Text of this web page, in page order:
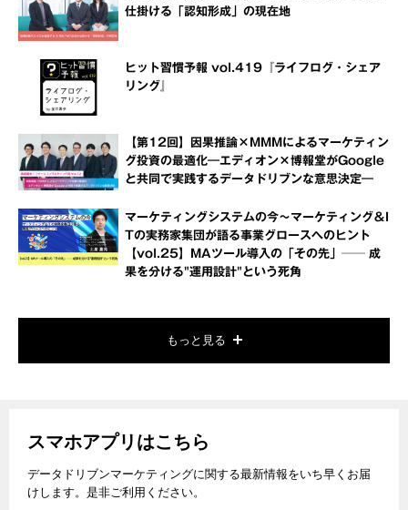
仕掛ける「認知形成」の現在地
ヒット習慣予報 vol.419『ライフログ・シェア
リング』
【第12回】因果推論×MMMによるマーケティン
グ投資の最適化―エディオン×博報堂がGoogle
と共同で実践するデータドリブンな意思決定―
マーケティングシステムの今～マーケティング＆I
Tの実務家集団が語る事業グロースへのヒント
【vol.25】MAツール導入の「その先」── 成
果を分ける"運用設計"という死角
もっと見る
スマホアプリはこちら
データドリブンマーケティングに関する最新情報をいち早くお届
けします。是非ご利用ください。